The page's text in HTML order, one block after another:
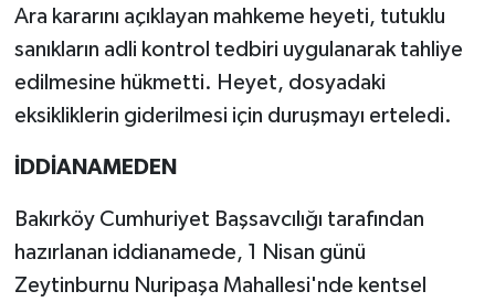
Ara kararını açıklayan mahkeme heyeti, tutuklu
sanıkların adli kontrol tedbiri uygulanarak tahliye
edilmesine hükmetti. Heyet, dosyadaki
eksikliklerin giderilmesi için duruşmayı erteledi.
İDDİANAMEDEN
Bakırköy Cumhuriyet Başsavcılığı tarafından
hazırlanan iddianamede, 1 Nisan günü
Zeytinburnu Nuripaşa Mahallesi'nde kentsel